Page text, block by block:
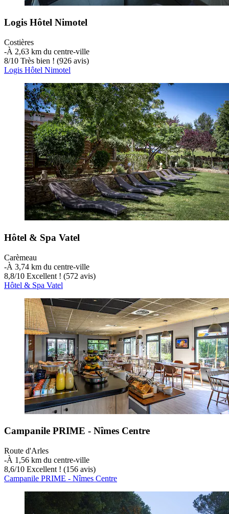
Logis Hôtel Nimotel
Costières
‐À 2,63 km du centre-ville
8/10 Très bien ! (926 avis)
Logis Hôtel Nimotel
Hôtel & Spa Vatel
Carèmeau
‐À 3,74 km du centre-ville
8,8/10 Excellent ! (572 avis)
Hôtel & Spa Vatel
Campanile PRIME - Nîmes Centre
Route d'Arles
‐À 1,56 km du centre-ville
8,6/10 Excellent ! (156 avis)
Campanile PRIME - Nîmes Centre